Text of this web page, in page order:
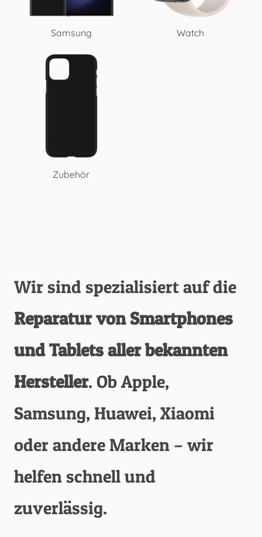
Samsung Watch
Zubehör
Wir sind spezialisiert auf die
Reparatur von Smartphones
und Tablets aller bekannten
Hersteller. Ob Apple,
Samsung, Huawei, Xiaomi
oder andere Marken – wir
helfen schnell und
zuverlässig.